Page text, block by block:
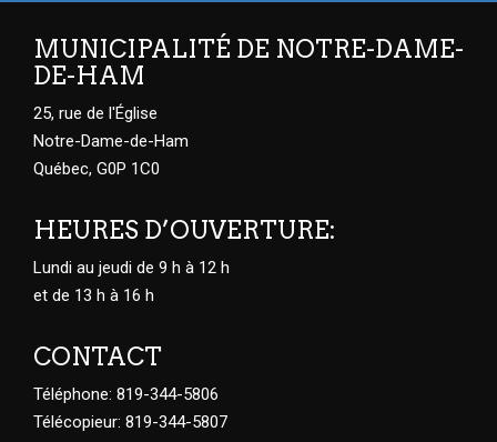
MUNICIPALITÉ DE NOTRE-DAME-
DE-HAM
25, rue de l'Église
Notre-Dame-de-Ham
Québec, G0P 1C0
HEURES D’OUVERTURE:
Lundi au jeudi de 9 h à 12 h
et de 13 h à 16 h
CONTACT
Téléphone: 819-344-5806
Télécopieur: 819-344-5807